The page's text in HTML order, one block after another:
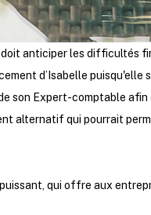
anticiper les difficultés
d’Isabelle
son Expert-comptable
alternatif qui pourrait
qui offre aux